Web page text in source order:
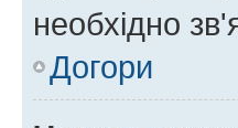
необхідно
Догори